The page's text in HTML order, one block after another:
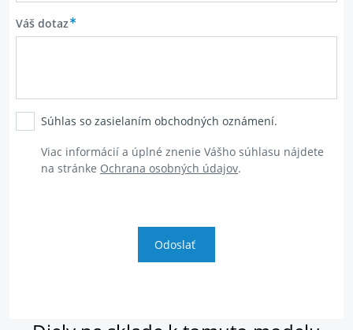
Váš dotaz
Súhlas so zasielaním obchodných oznámení.
Viac informácií a úplné znenie Vášho súhlasu nájdete
na stránke Ochrana osobných údajov.